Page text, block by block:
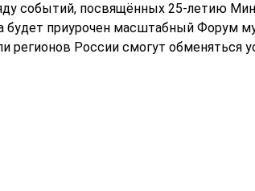
событий, посвящённых 25-летию
приурочен масштабный Форум
регионов России смогут обменяться